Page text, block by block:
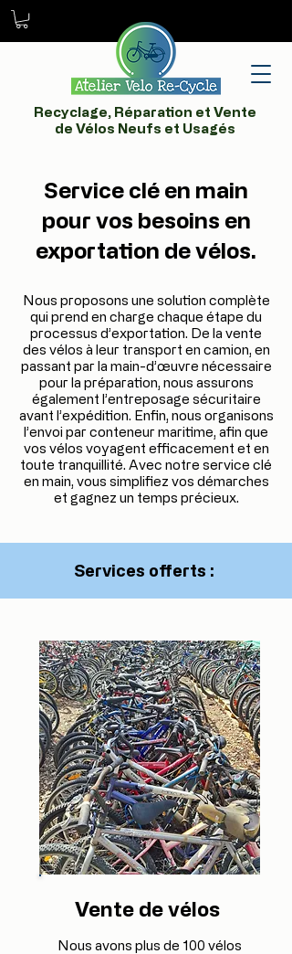
Recyclage, Réparation et Vente
de Vélos Neufs et Usagés
Service clé en main
pour vos besoins en
exportation de vélos.
Nous proposons une solution complète
qui prend en charge chaque étape du
processus d’exportation. De la vente
des vélos à leur transport en camion, en
passant par la main-d’œuvre nécessaire
pour la préparation, nous assurons
également l’entreposage sécuritaire
avant l’expédition. Enfin, nous organisons
l’envoi par conteneur maritime, afin que
vos vélos voyagent efficacement et en
toute tranquillité. Avec notre service clé
en main, vous simplifiez vos démarches
et gagnez un temps précieux.
Services offerts :
Vente de vélos
Nous avons plus de 100 vélos